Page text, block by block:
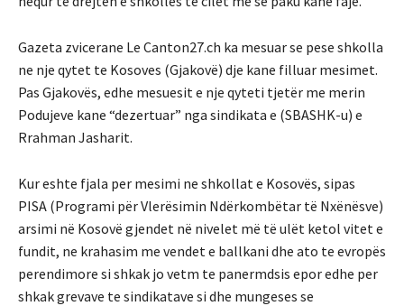
Gazeta zvicerane Le Canton27.ch ka mesuar se pese shkolla
ne nje qytet te Kosoves (Gjakovë) dje kane filluar mesimet.
Pas Gjakovës, edhe mesuesit e nje qyteti tjetër me merin
Podujeve kane “dezertuar” nga sindikata e (SBASHK-u) e
Rrahman Jasharit.
Kur eshte fjala per mesimi ne shkollat e Kosovës, sipas
PISA (Programi për Vlerësimin Ndërkombëtar të Nxënësve)
arsimi në Kosovë gjendet në nivelet më të ulët ketol vitet e
fundit, ne krahasim me vendet e ballkani dhe ato te evropës
perendimore si shkak jo vetm te panermdsis epor edhe per
shkak grevave te sindikatave si dhe mungeses se